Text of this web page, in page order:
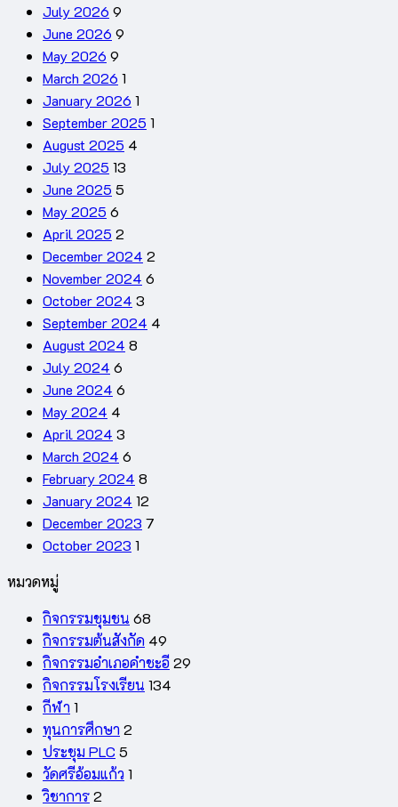
July 2026 9
June 2026 9
May 2026 9
March 2026 1
January 2026 1
September 2025 1
August 2025 4
July 2025 13
June 2025 5
May 2025 6
April 2025 2
December 2024 2
November 2024 6
October 2024 3
September 2024 4
August 2024 8
July 2024 6
June 2024 6
May 2024 4
April 2024 3
March 2024 6
February 2024 8
January 2024 12
December 2023 7
October 2023 1
หมวดหมู่
กิจกรรมชุมชน 68
กิจกรรมต้นสังกัด 49
กิจกรรมอำเภอคำชะอี 29
กิจกรรมโรงเรียน 134
กีฬา 1
ทุนการศึกษา 2
ประชุม PLC 5
วัดศรีอ้อมแก้ว 1
วิชาการ2